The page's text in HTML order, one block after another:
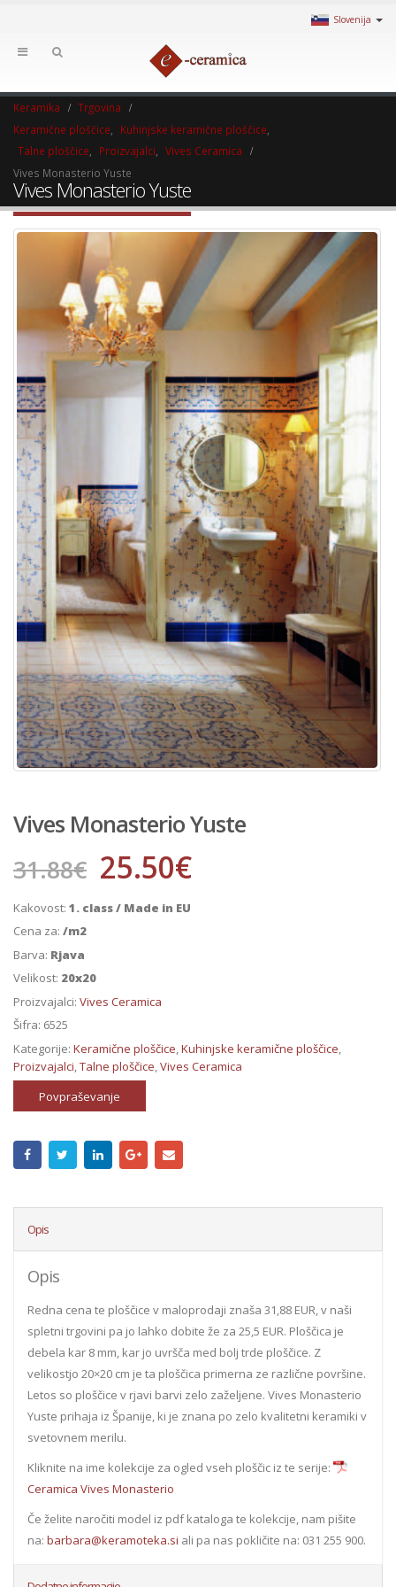
Slovenija
Keramika
Trgovina
Keramične ploščice
Kuhinjske keramične ploščice
Talne ploščice
Proizvajalci
Vives Ceramica
Vives Monasterio Yuste
Vives Monasterio Yuste
Vives Monasterio Yuste
31.88€ 25.50€
Kakovost: 1. class / Made in EU
Cena za: /m2
Barva: Rjava
Velikost: 20x20
Proizvajalci: Vives Ceramica
Šifra: 6525
Kategorije: Keramične ploščice,Kuhinjske keramične ploščice,
Proizvajalci,Talne ploščice,Vives Ceramica
Povpraševanje
Opis
Opis
Redna cena te ploščice v maloprodaji znaša 31,88 EUR, v naši
spletni trgovini pa jo lahko dobite že za 25,5 EUR. Ploščica je
debela kar 8 mm, kar jo uvršča med bolj trde ploščice. Z
velikostjo 20×20 cm je ta ploščica primerna ze različne površine.
Letos so ploščice v rjavi barvi zelo zaželjene. Vives Monasterio
Yuste prihaja iz Španije, ki je znana po zelo kvalitetni keramiki v
svetovnem merilu.
Kliknite na ime kolekcije za ogled vseh ploščic iz te serije:
Ceramica Vives Monasterio
Če želite naročiti model iz pdf kataloga te kolekcije, nam pišite
na: barbara@keramoteka.si ali pa nas pokličite na: 031 255 900.